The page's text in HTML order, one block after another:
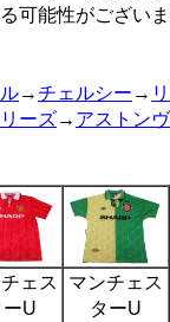
可能性がございま
→チェルシー → リ
リーズ→ アストンヴ
ェス
ーU
マンチェス
ターU